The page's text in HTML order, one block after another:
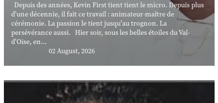
Depuis des années, Kevin First tient tient le micro. Depuis plus
d'une décennie, il fait ce travail : animateur-maître de
cérémonie. La passion le tient jusqu'au trognon. La
persévérance aussi. Hier soir, sous les belles étoiles du Val-
d'Oise, en...
02 August, 2026